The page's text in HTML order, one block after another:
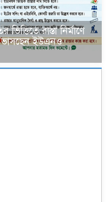
রাস্তা নির্মাণে
ভাসছেন ইউএনও